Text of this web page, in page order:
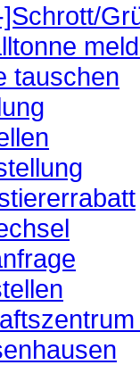
tauschen